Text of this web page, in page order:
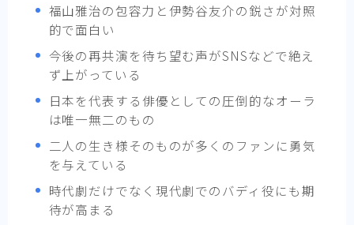
福山雅治の包容力と伊勢谷友介の鋭さが対照
的で面白い
今後の再共演を待ち望む声がSNSなどで絶え
ず上がっている
日本を代表する俳優としての圧倒的なオーラ
は唯一無二のもの
二人の生き様そのものが多くのファンに勇気
を与えている
時代劇だけでなく現代劇でのバディ役にも期
待が高まる